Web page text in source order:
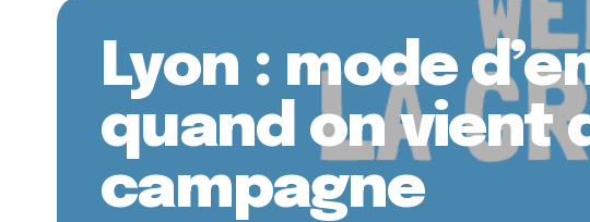
Lyon : mode
quand on vient
campagne